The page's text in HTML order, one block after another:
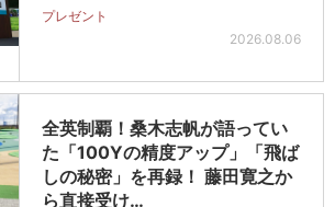
プレゼント
2026.08.06
全英制覇！桑木志帆が語ってい
た「100Yの精度アップ」「飛ば
しの秘密」を再録！ 藤田寛之か
ら直接受け…